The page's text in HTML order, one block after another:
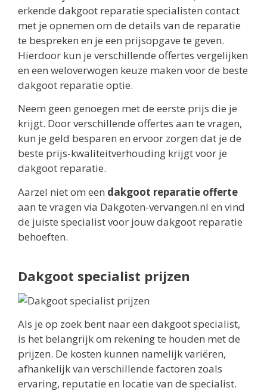
erkende dakgoot reparatie specialisten contact
met je opnemen om de details van de reparatie
te bespreken en je een prijsopgave te geven.
Hierdoor kun je verschillende offertes vergelijken
en een weloverwogen keuze maken voor de beste
dakgoot reparatie optie.
Neem geen genoegen met de eerste prijs die je
krijgt. Door verschillende offertes aan te vragen,
kun je geld besparen en ervoor zorgen dat je de
beste prijs-kwaliteitverhouding krijgt voor je
dakgoot reparatie.
Aarzel niet om een dakgoot reparatie offerte
aan te vragen via Dakgoten-vervangen.nl en vind
de juiste specialist voor jouw dakgoot reparatie
behoeften.
Dakgoot specialist prijzen
Als je op zoek bent naar een dakgoot specialist,
is het belangrijk om rekening te houden met de
prijzen. De kosten kunnen namelijk variëren,
afhankelijk van verschillende factoren zoals
ervaring, reputatie en locatie van de specialist.